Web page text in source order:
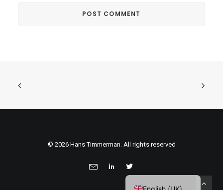
© 2026 Hans Timmerman. All rights reserved